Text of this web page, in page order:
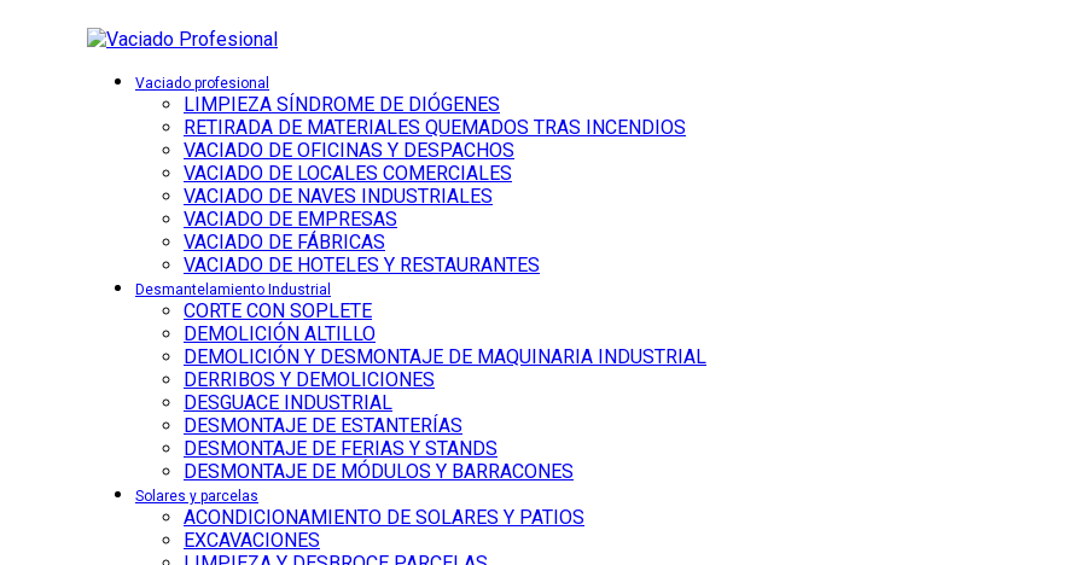
Vaciado profesional
LIMPIEZA SÍNDROME DE DIÓGENES
RETIRADA DE MATERIALES QUEMADOS TRAS INCENDIOS
VACIADO DE OFICINAS Y DESPACHOS
VACIADO DE LOCALES COMERCIALES
VACIADO DE NAVES INDUSTRIALES
VACIADO DE EMPRESAS
VACIADO DE FÁBRICAS
VACIADO DE HOTELES Y RESTAURANTES
Desmantelamiento Industrial
CORTE CON SOPLETE
DEMOLICIÓN ALTILLO
DEMOLICIÓN Y DESMONTAJE DE MAQUINARIA INDUSTRIAL
DERRIBOS Y DEMOLICIONES
DESGUACE INDUSTRIAL
DESMONTAJE DE ESTANTERÍAS
DESMONTAJE DE FERIAS Y STANDS
DESMONTAJE DE MÓDULOS Y BARRACONES
Solares y parcelas
ACONDICIONAMIENTO DE SOLARES Y PATIOS
EXCAVACIONES